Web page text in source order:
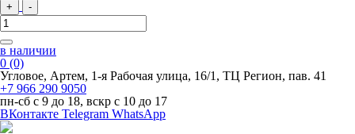
+ -
в наличии
0 (0)
Угловое, Артем, ​1-я Рабочая улица, 16/1, ТЦ Регион, пав. 41
+7 966 290 9050
пн-сб с 9 до 18, вскр с 10 до 17
ВКонтакте Telegram WhatsApp